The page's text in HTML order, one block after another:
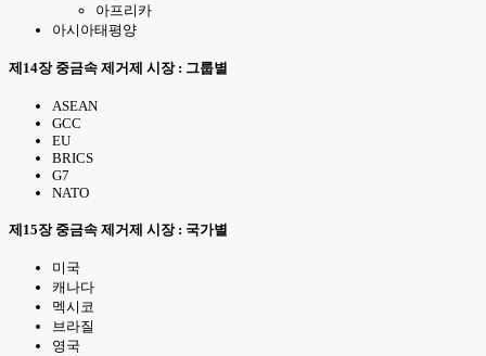
아프리카
아시아태평양
제14장 중금속 제거제 시장 : 그룹별
ASEAN
GCC
EU
BRICS
G7
NATO
제15장 중금속 제거제 시장 : 국가별
미국
캐나다
멕시코
브라질
영국